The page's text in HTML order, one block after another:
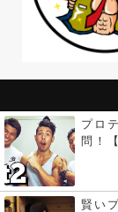
プロ
問！
賢い